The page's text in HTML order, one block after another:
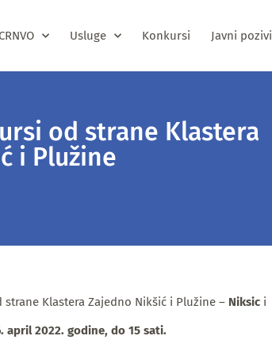
Usluge Konkursi Javni pozivi
od strane Klastera
i Plužine
strane Klastera Zajedno Nikšić i Plužine – Niksic i
april 2022. godine, do 15 sati.